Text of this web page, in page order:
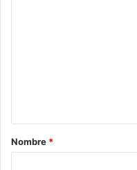
a
r
Nombre *